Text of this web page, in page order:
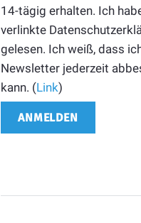
14-tägig erhalten. Ich
verlinkte
gelesen. Ich weiß, dass
Newsletter jederzeit
kann. (Link)